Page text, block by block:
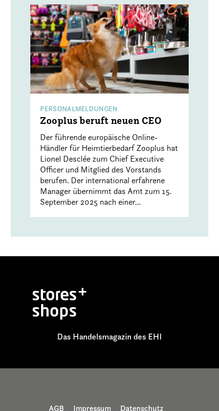
PERSONALMELDUNGEN
Zooplus beruft neuen CEO
Der führende europäische Online-
Händler für Heimtierbedarf Zooplus hat
Lionel Desclée zum Chief Executive
Officer und Mitglied des Vorstands
berufen. Der international erfahrene
Manager übernimmt das Amt zum 15.
September 2025 nach einer...
Das Handelsmagazin des EHI
AGB Impressum Datenschutz